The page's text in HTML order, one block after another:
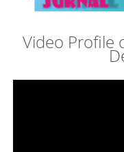
Video Profile